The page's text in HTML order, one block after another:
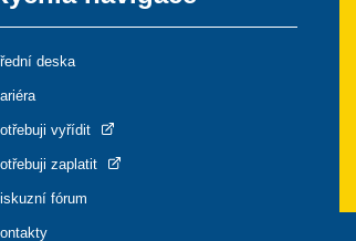
deska
vyřídit
zaplatit
fórum